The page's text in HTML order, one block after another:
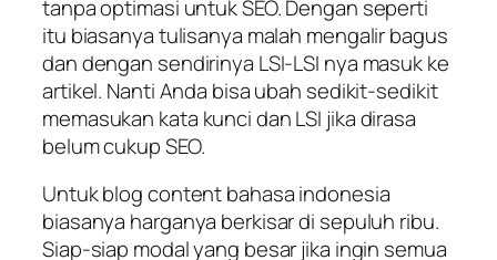
tanpa optimasi untuk SEO. Dengan seperti
itu biasanya tulisanya malah mengalir bagus
dan dengan sendirinya LSI-LSI nya masuk ke
artikel. Nanti Anda bisa ubah sedikit-sedikit
memasukan kata kunci dan LSI jika dirasa
belum cukup SEO.
Untuk blog content bahasa indonesia
biasanya harganya berkisar di sepuluh ribu.
Siap-siap modal yang besar jika ingin semua